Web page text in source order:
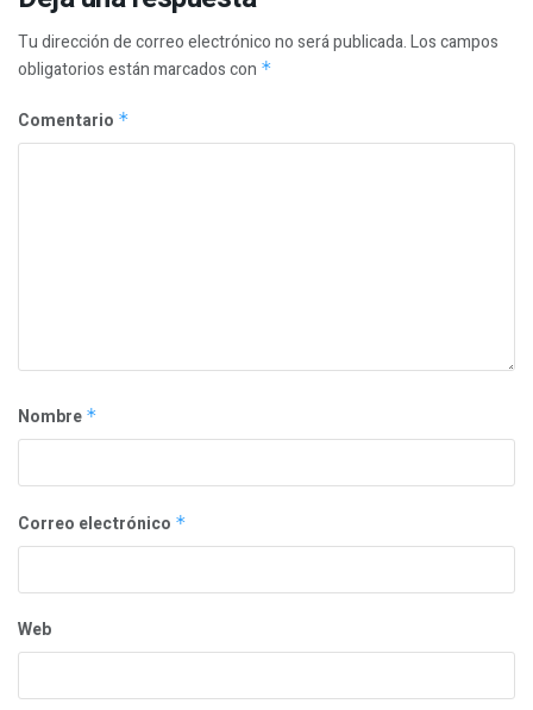
Tu dirección de correo electrónico no será publicada.Los campos
obligatorios están marcados con *
Comentario *
Nombre *
Correo electrónico *
Web